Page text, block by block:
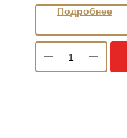
Подробнее